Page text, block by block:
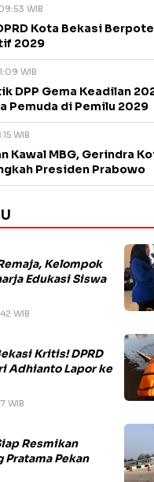
WIB
Kota Bekasi
2029
WIB
DPP Gema Keadilan
Pemuda di Pemilu 2029
WIB
Kawal MBG, Gerindra
Presiden Prabowo
Kelompok
Edukasi Siswa
WIB
Kritis! DPRD
Adhianto Lapor ke
WIB
Resmikan
Pratama Pekan